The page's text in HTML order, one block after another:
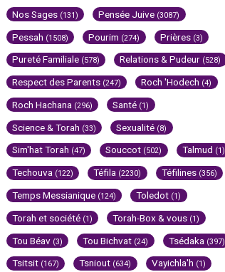
Nos Sages (131) Pensée Juive (3087)
Pessah (1508) Pourim (274) Prières (3)
Pureté Familiale (578) Relations & Pudeur (528)
Respect des Parents (247) Roch 'Hodech (4)
Roch Hachana (296) Santé (1)
Science & Torah (33) Sexualité (8)
Sim'hat Torah (47) Souccot (502) Talmud (1)
Techouva (122) Téfila (2230) Téfilines (356)
Temps Messianique (124) Toledot (1)
Torah et société (1) Torah-Box & vous (1)
Tou Béav (3) Tou Bichvat (24) Tsédaka (397)
Tsitsit (167) Tsniout (634) Vayichla'h (1)